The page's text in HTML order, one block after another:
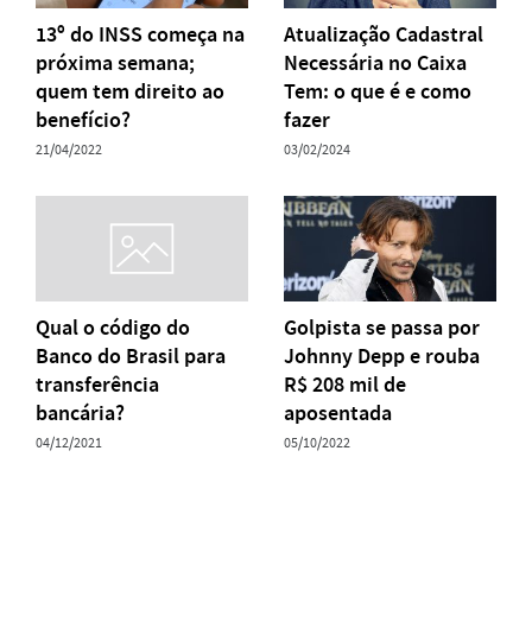
13º do INSS começa na
próxima semana;
quem tem direito ao
benefício?
21/04/2022
Atualização Cadastral
Necessária no Caixa
Tem: o que é e como
fazer
03/02/2024
Qual o código do
Banco do Brasil para
transferência
bancária?
04/12/2021
Golpista se passa por
Johnny Depp e rouba
R$ 208 mil de
aposentada
05/10/2022